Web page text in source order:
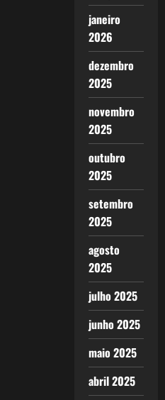
janeiro
2026
dezembro
2025
novembro
2025
outubro
2025
setembro
2025
agosto
2025
julho 2025
junho 2025
maio 2025
abril 2025